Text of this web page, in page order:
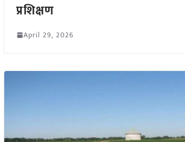
प्रशिक्षण
April 29, 2026